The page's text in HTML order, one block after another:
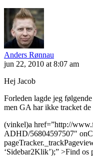
Anders Rønnau
jun 22, 2010 at 8:07 am
Hej Jacob
Forleden lagde jeg
men GA har ikke tracket de
(vinkel)a href=”http://
ADHD/56804597507″
‘Sidebar2Klik’);” >Find os